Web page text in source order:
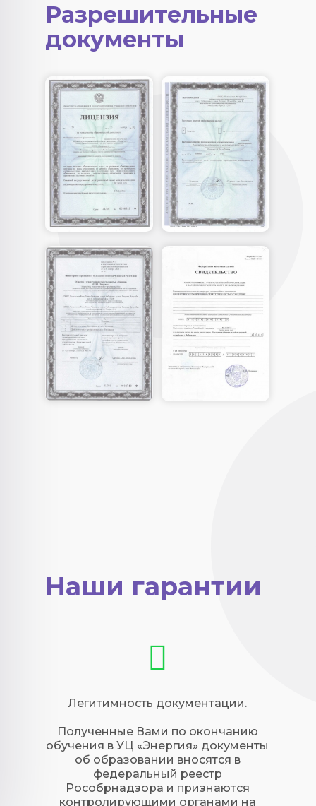
Разрешительные
документы
Наши гарантии
Легитимность документации.
Полученные Вами по окончанию
обучения в УЦ «Энергия» документы
об образовании вносятся в
федеральный реестр
Рособрнадзора и признаются
контролирующими органами на